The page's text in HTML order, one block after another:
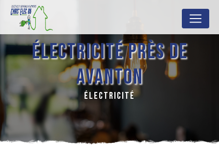
ÉLECTRICITÉ PRÈS DE
AVANTON
ÉLECTRICITÉ
Panneau de gestion des cookies